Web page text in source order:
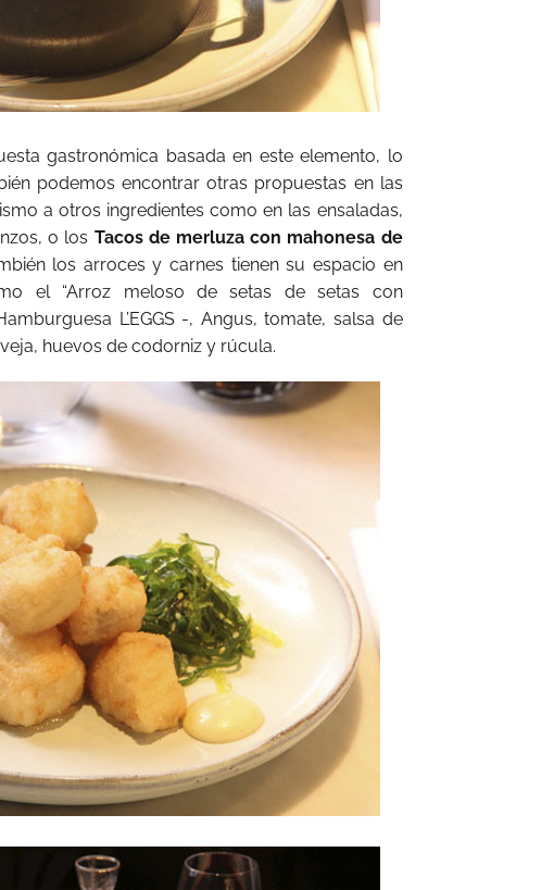
gastronómica basada en este elemento, lo
podemos encontrar otras propuestas en las
a otros ingredientes como en las ensaladas,
o los Tacos de merluza con mahonesa de
los arroces y carnes tienen su espacio en
el “Arroz meloso de setas de setas con
L’EGGS -, Angus, tomate, salsa de
huevos de codorniz y rúcula.